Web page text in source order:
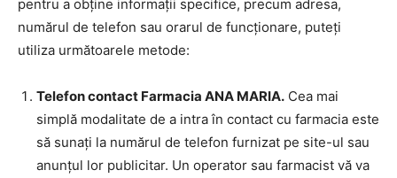
pentru a obține informații specifice, precum adresa,
numărul de telefon sau orarul de funcționare, puteți
utiliza următoarele metode:
Telefon contact Farmacia ANA MARIA. Cea mai
simplă modalitate de a intra în contact cu farmacia este
să sunați la numărul de telefon furnizat pe site-ul sau
anunțul lor publicitar. Un operator sau farmacist vă va